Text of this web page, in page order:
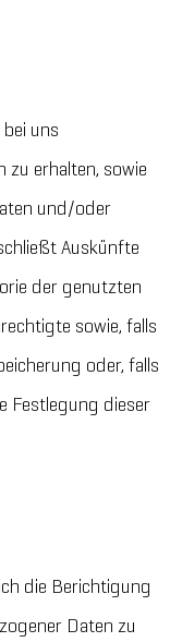
uns
zu erhalten, sowie
und/oder
Auskünfte
der genutzten
sowie, falls
oder, falls
Festlegung dieser
die Berichtigung
Daten zu